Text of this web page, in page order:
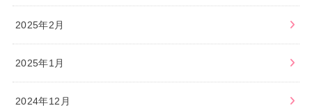
2025年2月
2025年1月
2024年12月